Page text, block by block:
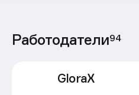
Работодатели94
GloraX